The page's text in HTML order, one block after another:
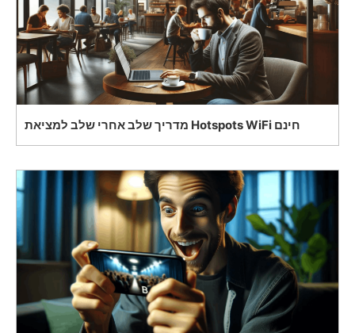
מדריך שלב אחרי שלב למציאת Hotspots WiFi חינם